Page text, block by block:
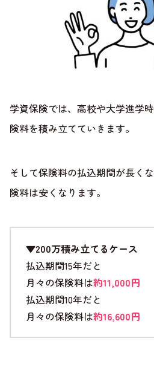
学資保険では、高校や大学進学
険料を積み立てていきます。
そして保険料の払込期間が長く
険料は安くなります。
▼200万積み立てるケース
払込期間15年だと
月々の保険料は約11,000円
払込期間10年だと
月々の保険料は約16,600円